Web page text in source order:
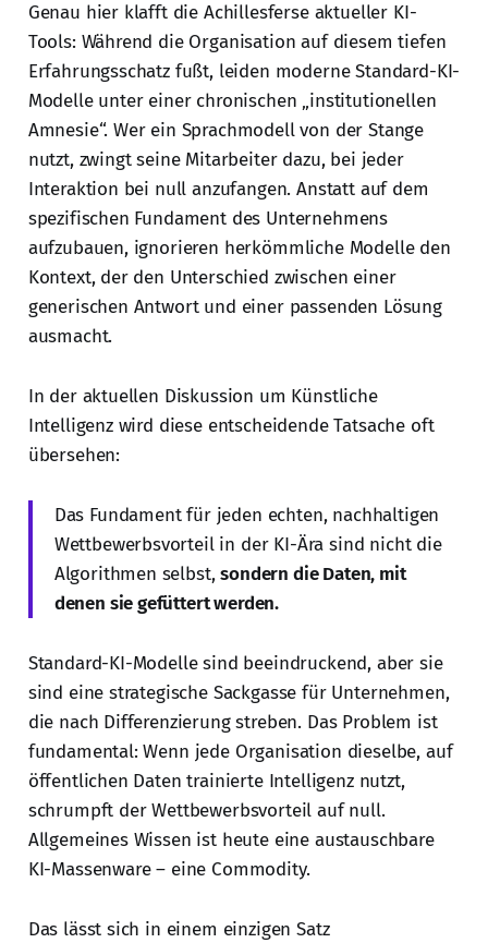
Genau hier klafft die Achillesferse aktueller KI-
Tools: Während die Organisation auf diesem tiefen
Erfahrungsschatz fußt, leiden moderne Standard-KI-
Modelle unter einer chronischen „institutionellen
Amnesie“. Wer ein Sprachmodell von der Stange
nutzt, zwingt seine Mitarbeiter dazu, bei jeder
Interaktion bei null anzufangen. Anstatt auf dem
spezifischen Fundament des Unternehmens
aufzubauen, ignorieren herkömmliche Modelle den
Kontext, der den Unterschied zwischen einer
generischen Antwort und einer passenden Lösung
ausmacht.
In der aktuellen Diskussion um Künstliche
Intelligenz wird diese entscheidende Tatsache oft
übersehen:
Das Fundament für jeden echten, nachhaltigen
Wettbewerbsvorteil in der KI-Ära sind nicht die
Algorithmen selbst,sondern die Daten, mit
denen sie gefüttert werden.
Standard-KI-Modelle sind beeindruckend, aber sie
sind eine strategische Sackgasse für Unternehmen,
die nach Differenzierung streben. Das Problem ist
fundamental: Wenn jede Organisation dieselbe, auf
öffentlichen Daten trainierte Intelligenz nutzt,
schrumpft der Wettbewerbsvorteil auf null.
Allgemeines Wissen ist heute eine austauschbare
KI-Massenware – eine Commodity.
Das lässt sich in einem einzigen Satz